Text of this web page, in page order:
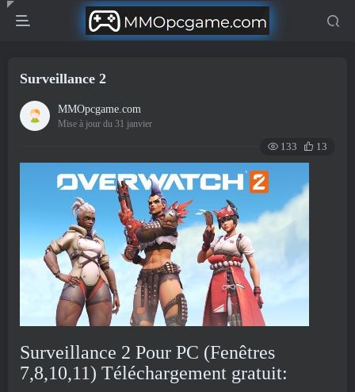
Surveillance 2
MMOpcgame.com
Mise à jour du 31 janvier
133 13
Surveillance 2 Pour PC (Fenêtres
7,8,10,11) Téléchargement gratuit: